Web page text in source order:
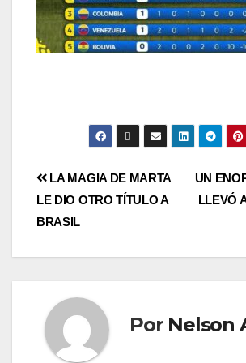
UN
LLEVÓ
LA MAGIA DE MARTA
LE DIO OTRO TÍTULO A
BRASIL
Por Nelson